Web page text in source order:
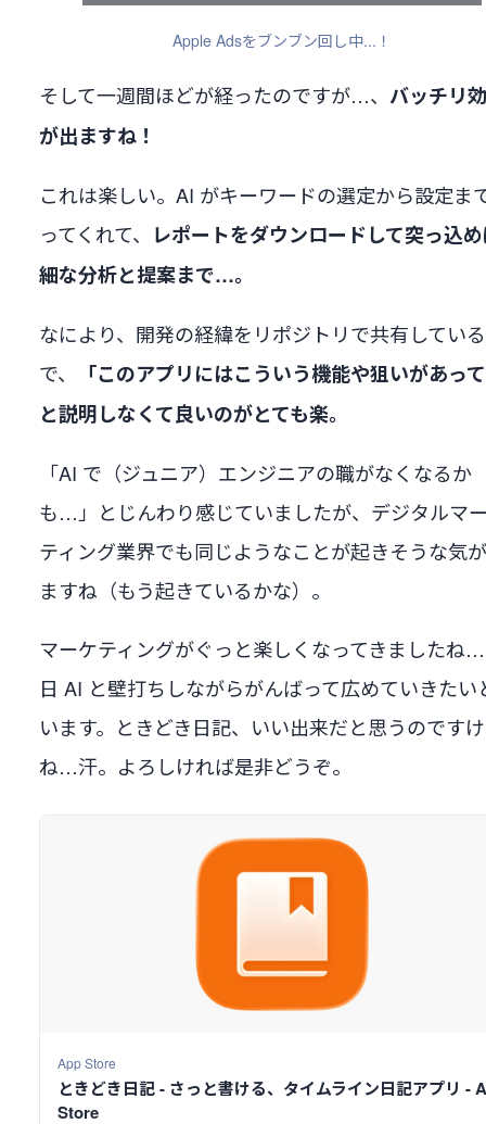
Apple Adsをブンブン回し中...！
そして一週間ほどが経ったのですが…、 バッチリ
が出ますね！
これは楽しい。AI がキーワードの選定から設定ま
ってくれて、
レポートをダウンロードして突っ込
細な分析と提案まで…。
なにより、開発の経緯をリポジトリで共有してい
で、
「このアプリにはこういう機能や狙いがあっ
と説明しなくて良いのがとても楽。
「AI で（ジュニア）エンジニアの職がなくなるか
も…」とじんわり感じていましたが、デジタルマ
ティング業界でも同じようなことが起きそうな気
ますね（もう起きているかな）。
マーケティングがぐっと楽しくなってきましたね
日 AI と壁打ちしながらがんばって広めていきたい
います。ときどき日記、いい出来だと思うのです
ね…汗。よろしければ是非どうぞ。
App Store
ときどき日記 - さっと書ける、タイムライン日記アプリ -
Store